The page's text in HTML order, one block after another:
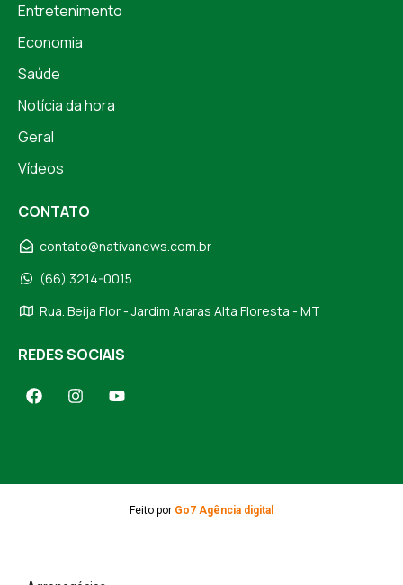
Entretenimento
Economia
Saúde
Notícia da hora
Geral
Vídeos
CONTATO
contato@nativanews.com.br
(66) 3214-0015
Rua. Beija Flor - Jardim Araras Alta Floresta - MT
REDES SOCIAIS
Feito por Go7 Agência digital